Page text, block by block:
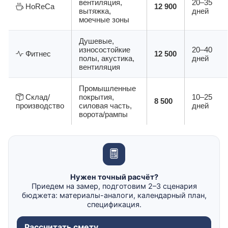
HoReCa
вентиляция,
вытяжка,
моечные зоны
12 900
20–35
дней
Фитнес
Душевые,
износостойкие
полы, акустика,
вентиляция
12 500
20–40
дней
Склад/
производство
Промышленные
покрытия,
силовая часть,
ворота/рампы
8 500
10–25
дней
Нужен точный расчёт?
Приедем на замер, подготовим 2–3 сценария
бюджета: материалы-аналоги, календарный план,
спецификация.